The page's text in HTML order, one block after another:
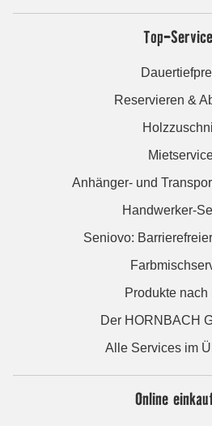
Top-
Reservieren &
Anhänger- und
Handwerker-
Seniovo:
Produkte nach
Der HORNBACH
Alle Services im
Online